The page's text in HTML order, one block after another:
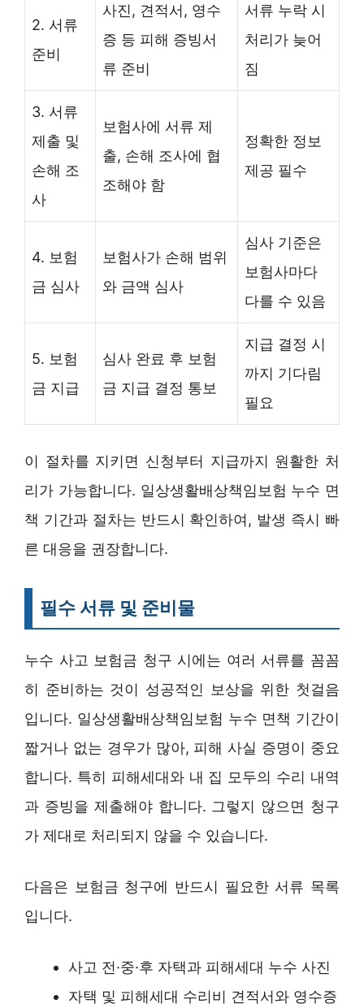
2. 서류
준비
사진, 견적서, 영수
증 등 피해 증빙서
류 준비
서류 누락 시
처리가 늦어
짐
3. 서류
제출 및
손해 조
사
보험사에 서류 제
출, 손해 조사에 협
조해야 함
정확한 정보
제공 필수
4. 보험
금 심사
보험사가 손해 범위
와 금액 심사
심사 기준은
보험사마다
다를 수 있음
5. 보험
금 지급
심사 완료 후 보험
금 지급 결정 통보
지급 결정 시
까지 기다림
필요
이 절차를 지키면 신청부터 지급까지 원활한 처
리가 가능합니다. 일상생활배상책임보험 누수 면
책 기간과 절차는 반드시 확인하여, 발생 즉시 빠
른 대응을 권장합니다.
필수 서류 및 준비물
누수 사고 보험금 청구 시에는 여러 서류를 꼼꼼
히 준비하는 것이 성공적인 보상을 위한 첫걸음
입니다. 일상생활배상책임보험 누수 면책 기간이
짧거나 없는 경우가 많아, 피해 사실 증명이 중요
합니다. 특히 피해세대와 내 집 모두의 수리 내역
과 증빙을 제출해야 합니다. 그렇지 않으면 청구
가 제대로 처리되지 않을 수 있습니다.
다음은 보험금 청구에 반드시 필요한 서류 목록
입니다.
사고 전·중·후 자택과 피해세대 누수 사진
자택 및 피해세대 수리비 견적서와 영수증